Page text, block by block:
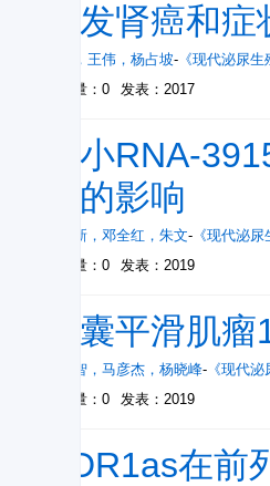
偶发肾癌和
， 王伟 ， 杨占坡- 《现代泌尿生
被引量：0
发表：2017
微小RNA-
袭的影响
李建新 ， 邓全红 ， 朱文- 《现代泌尿
被引量：0
发表：2019
阴囊平滑肌
庞建智 ， 马彦杰 ， 杨晓峰- 《现代
被引量：0
发表：2019
CDR1as在